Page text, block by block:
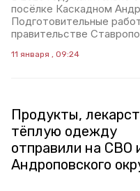
посёлке Каскадном
Подготовительные
правительстве
11 января , 09:24
Продукты,
тёплую одежду
отправили на СВО
Андроповского